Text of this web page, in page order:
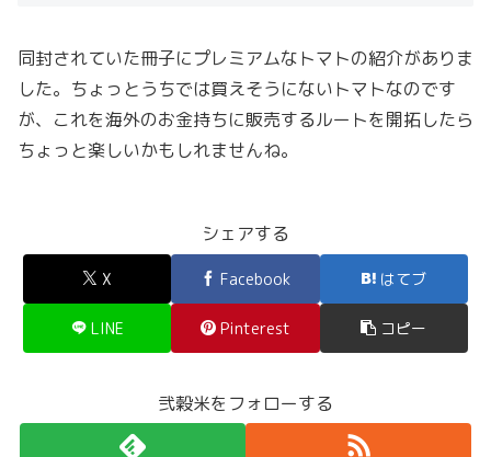
同封されていた冊子にプレミアムなトマトの紹介がありま
した。ちょっとうちでは買えそうにないトマトなのです
が、これを海外のお金持ちに販売するルートを開拓したら
ちょっと楽しいかもしれませんね。
シェアする
X Facebook はてブ
LINE Pinterest コピー
弐穀米をフォローする